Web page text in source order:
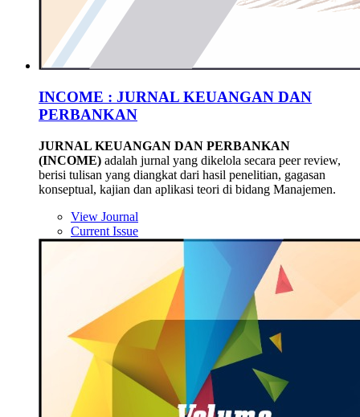
INCOME : JURNAL KEUANGAN DAN
PERBANKAN
JURNAL KEUANGAN DAN PERBANKAN
(INCOME) adalah jurnal yang dikelola secara peer review,
berisi tulisan yang diangkat dari hasil penelitian, gagasan
konseptual, kajian dan aplikasi teori di bidang Manajemen.
View Journal
Current Issue